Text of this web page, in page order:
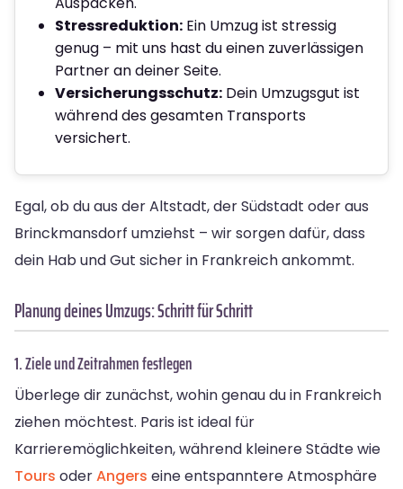
Stressreduktion: Ein Umzug ist stressig
genug – mit uns hast du einen zuverlässigen
Partner an deiner Seite.
Versicherungsschutz: Dein Umzugsgut ist
während des gesamten Transports
versichert.
Egal, ob du aus der Altstadt, der Südstadt oder aus
Brinckmansdorf umziehst – wir sorgen dafür, dass
dein Hab und Gut sicher in Frankreich ankommt.
Planung deines Umzugs: Schritt für Schritt
1. Ziele und Zeitrahmen festlegen
Überlege dir zunächst, wohin genau du in Frankreich
ziehen möchtest. Paris ist ideal für
Karrieremöglichkeiten, während kleinere Städte wie
Tours oderAngers eine entspanntere Atmosphäre